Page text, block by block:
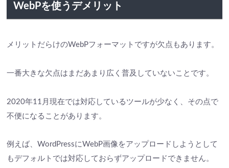
WebPを使うデメリット
メリットだらけのWebPフォーマットですが欠点もあります。
一番大きな欠点はまだあまり広く普及していないことです。
2020年11月現在では対応しているツールが少なく、その点で
不便になることがあります。
例えば、WordPressにWebP画像をアップロードしようとして
もデフォルトでは対応しておらずアップロードできません。